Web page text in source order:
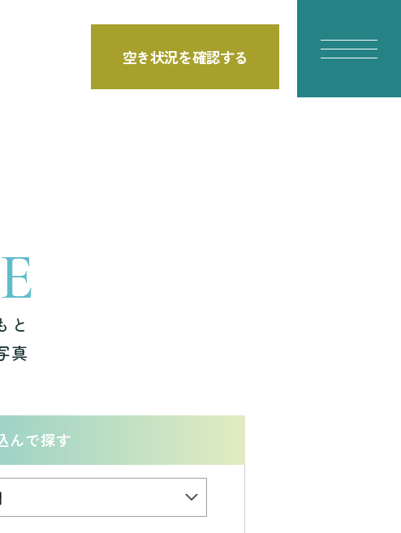
空き状況を確認する
と
真
んで探す